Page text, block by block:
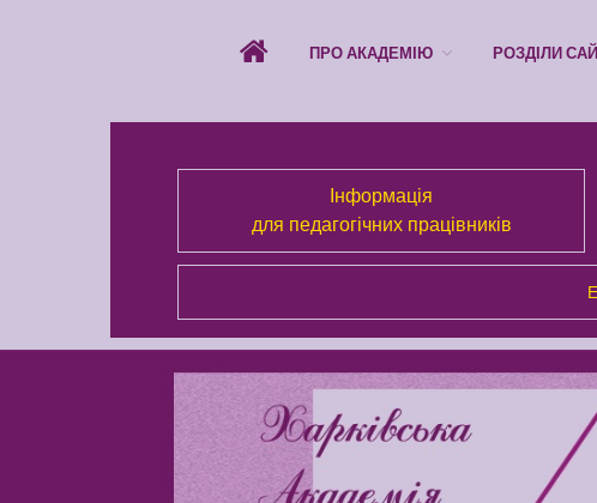
ПРО АКАДЕМІЮ РОЗДІЛИ
Інформація
для педагогічних працівників